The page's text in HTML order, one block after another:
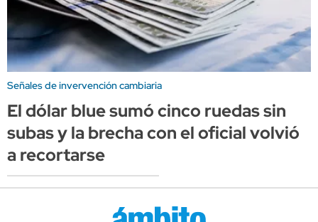
Señales de invervención cambiaria
El dólar blue sumó cinco ruedas sin
subas y la brecha con el oficial volvió
a recortarse